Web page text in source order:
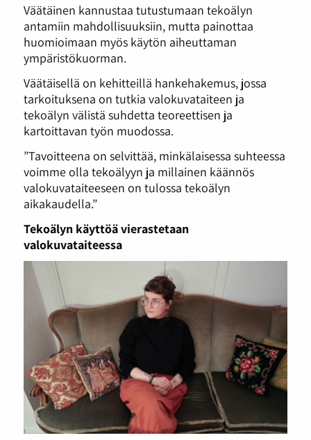
Väätäinen kannustaa tutustumaan tekoälyn
antamiin mahdollisuuksiin, mutta painottaa
huomioimaan myös käytön aiheuttaman
ympäristökuorman.
Väätäisellä on kehitteillä hankehakemus, jossa
tarkoituksena on tutkia valokuvataiteen ja
tekoälyn välistä suhdetta teoreettisen ja
kartoittavan työn muodossa.
”Tavoitteena on selvittää, minkälaisessa suhteessa
voimme olla tekoälyyn ja millainen käännös
valokuvataiteeseen on tulossa tekoälyn
aikakaudella.”
Tekoälyn käyttöä vierastetaan
valokuvataiteessa